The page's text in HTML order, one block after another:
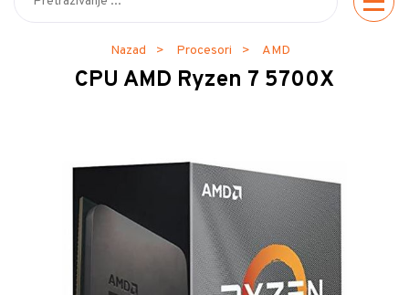
Nazad Procesori AMD
CPU AMD Ryzen 7 5700X